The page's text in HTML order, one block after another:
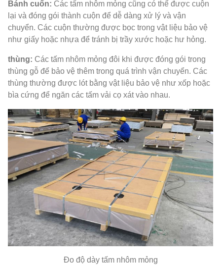
Bánh cuốn: Các tấm nhôm mỏng cũng có thể được cuộn
lại và đóng gói thành cuộn để dễ dàng xử lý và vận
chuyển. Các cuộn thường được bọc trong vật liệu bảo vệ
như giấy hoặc nhựa để tránh bị trầy xước hoặc hư hỏng.
thùng: Các tấm nhôm mỏng đôi khi được đóng gói trong
thùng gỗ để bảo vệ thêm trong quá trình vận chuyển. Các
thùng thường được lót bằng vật liệu bảo vệ như xốp hoặc
bìa cứng để ngăn các tấm vải cọ xát vào nhau.
Đo độ dày tấm nhôm mỏng